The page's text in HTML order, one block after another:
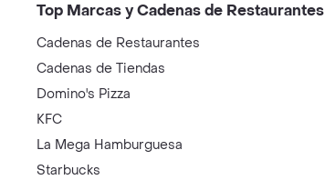
Top Marcas y Cadenas de Restaurantes
Cadenas de Restaurantes
Cadenas de Tiendas
Domino's Pizza
KFC
La Mega Hamburguesa
Starbucks